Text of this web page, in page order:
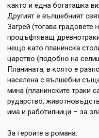
както и една богаташка
Другият е вълшебният
Загрей (тогава градовете
процъфтяващ
нещо като планинска
царство (подобно на
Планината, в която е
населена с вълшебни
мина (планинските траки
рударство,
има и работилници – за
За героите в романа: